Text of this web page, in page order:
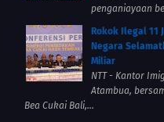
penganiayaan
Rokok Ilegal 11
Negara
Miliar
NTT - Kantor
Atambua,
Bea Cukai Bali,...